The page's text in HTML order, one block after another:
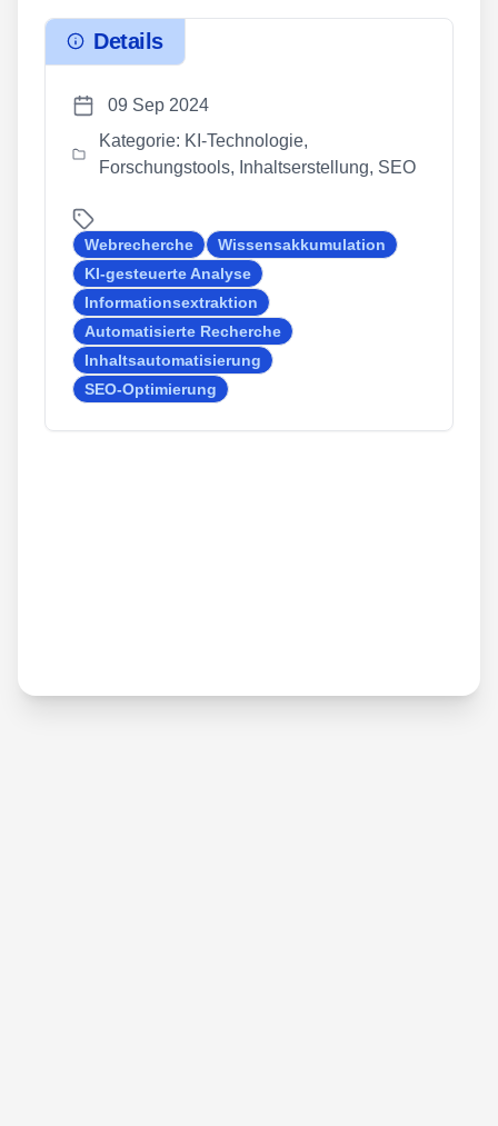
Details
09 Sep 2024
Kategorie: KI-Technologie,
Forschungstools, Inhaltserstellung, SEO
Webrecherche
Wissensakkumulation
KI-gesteuerte Analyse
Informationsextraktion
Automatisierte Recherche
Inhaltsautomatisierung
SEO-Optimierung